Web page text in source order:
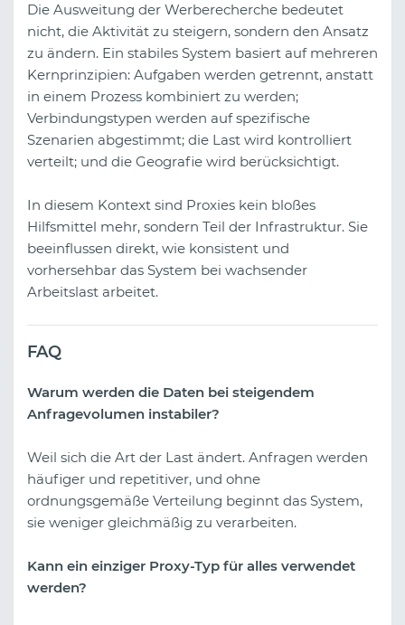
Die Ausweitung der Werberecherche bedeutet
nicht, die Aktivität zu steigern, sondern den Ansatz
zu ändern. Ein stabiles System basiert auf mehreren
Kernprinzipien: Aufgaben werden getrennt, anstatt
in einem Prozess kombiniert zu werden;
Verbindungstypen werden auf spezifische
Szenarien abgestimmt; die Last wird kontrolliert
verteilt; und die Geografie wird berücksichtigt.
In diesem Kontext sind Proxies kein bloßes
Hilfsmittel mehr, sondern Teil der Infrastruktur. Sie
beeinflussen direkt, wie konsistent und
vorhersehbar das System bei wachsender
Arbeitslast arbeitet.
FAQ
Warum werden die Daten bei steigendem
Anfragevolumen instabiler?
Weil sich die Art der Last ändert. Anfragen werden
häufiger und repetitiver, und ohne
ordnungsgemäße Verteilung beginnt das System,
sie weniger gleichmäßig zu verarbeiten.
Kann ein einziger Proxy-Typ für alles verwendet
werden?